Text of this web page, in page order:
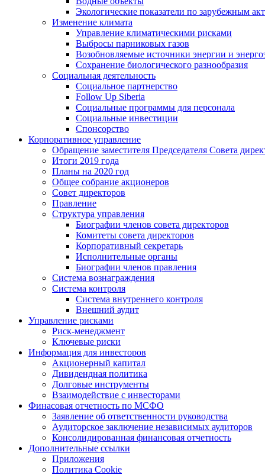
Экологические показатели по зарубежным
Изменение климата
Управление климатическими рисками
Выбросы парниковых газов
Возобновляемые источники энергии и
Сохранение биологического разнообразия
Социальная деятельность
Социальное партнерство
Follow Up Siberia
Социальные программы для персонала
Социальные инвестиции
Спонсорство
Корпоративное управление
Обращение заместителя Председателя Совета
Итоги 2019 года
Планы на 2020 год
Общее собрание акционеров
Совет директоров
Правление
Структура управления
Биографии членов совета директоров
Комитеты совета директоров
Корпоративный секретарь
Исполнительные органы
Биографии членов правления
Система вознаграждения
Система контроля
Система внутреннего контроля
Внешний аудит
Управление рисками
Риск-менеджмент
Ключевые риски
Информация для инвесторов
Акционерный капитал
Дивидендная политика
Долговые инструменты
Взаимодействие с инвеcторами
Финасовая отчетность по МСФО
Заявление об ответственности руководства
Аудиторское заключение независимых аудиторов
Консолидированная финансовая отчетность
Дополнительные ссылки
Приложения
Политика Cookie